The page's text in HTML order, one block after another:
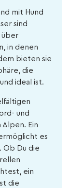
mit Hund
sind
über
in denen
bieten sie
die
ideal ist.
und
Ein
es
Ob Du die
ein
die